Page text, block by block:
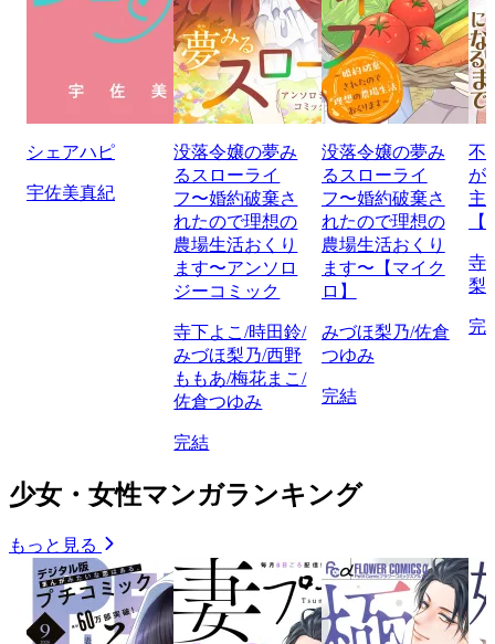
シェアハピ
宇佐美真紀
没落令嬢の夢み
るスローライ
フ〜婚約破棄さ
れたので理想の
農場生活おくり
ます〜アンソロ
ジーコミック
寺下よこ/時田鈴/
みづほ梨乃/西野
ももあ/梅花まこ/
佐倉つゆみ
完結
没落令嬢の夢み
るスローライ
フ〜婚約破棄さ
れたので理想の
農場生活おくり
ます〜【マイク
ロ】
みづほ梨乃/佐倉
つゆみ
完結
不
が
主
寺
梨
完
少女・女性マンガランキング
もっと見る